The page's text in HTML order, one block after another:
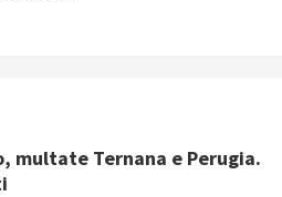
multate Ternana e Perugia.